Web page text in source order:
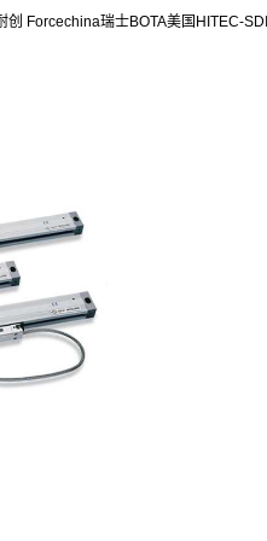
创 Forcechina瑞士BOTA美国HITEC-SDI